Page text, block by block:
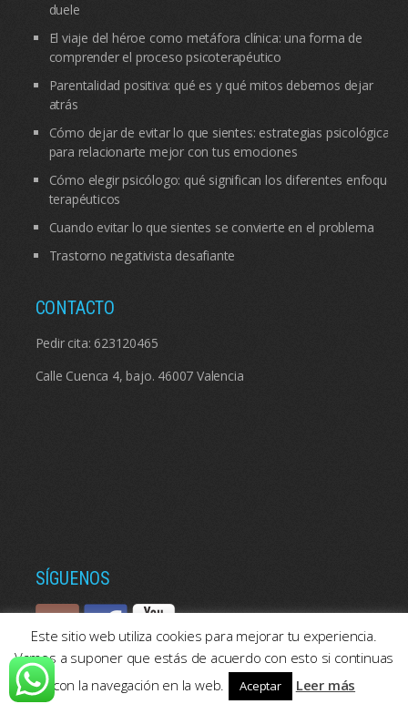
duele
El viaje del héroe como metáfora clínica: una forma de
comprender el proceso psicoterapéutico
Parentalidad positiva: qué es y qué mitos debemos dejar
atrás
Cómo dejar de evitar lo que sientes: estrategias psicológicas
para relacionarte mejor con tus emociones
Cómo elegir psicólogo: qué significan los diferentes enfoques
terapéuticos
Cuando evitar lo que sientes se convierte en el problema
Trastorno negativista desafiante
CONTACTO
Pedir cita: 623120465
Calle Cuenca 4, bajo. 46007 Valencia
SÍGUENOS
© 2026: Psicologos Valencia | Consulta de psicología en Valencia
Este sitio web utiliza cookies para mejorar tu experiencia.
Vamos a suponer que estás de acuerdo con esto si continuas
con la navegación en la web.
Aceptar Leer más